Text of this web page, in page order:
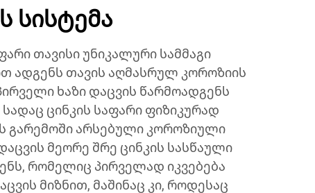
სისტემა
თავისი უნიკალური სამმაგი
ადგენს თავის აღმასრულ კოროზიის
ხაზი დაცვის წარმოადგენს
ცინკის საფარი ფიზიკურად
არსებული კოროზიული
მეორე შრე ცინკის სასწაული
რომელიც პირველად იკვებება
მიზნით, მაშინაც კი, როდესაც